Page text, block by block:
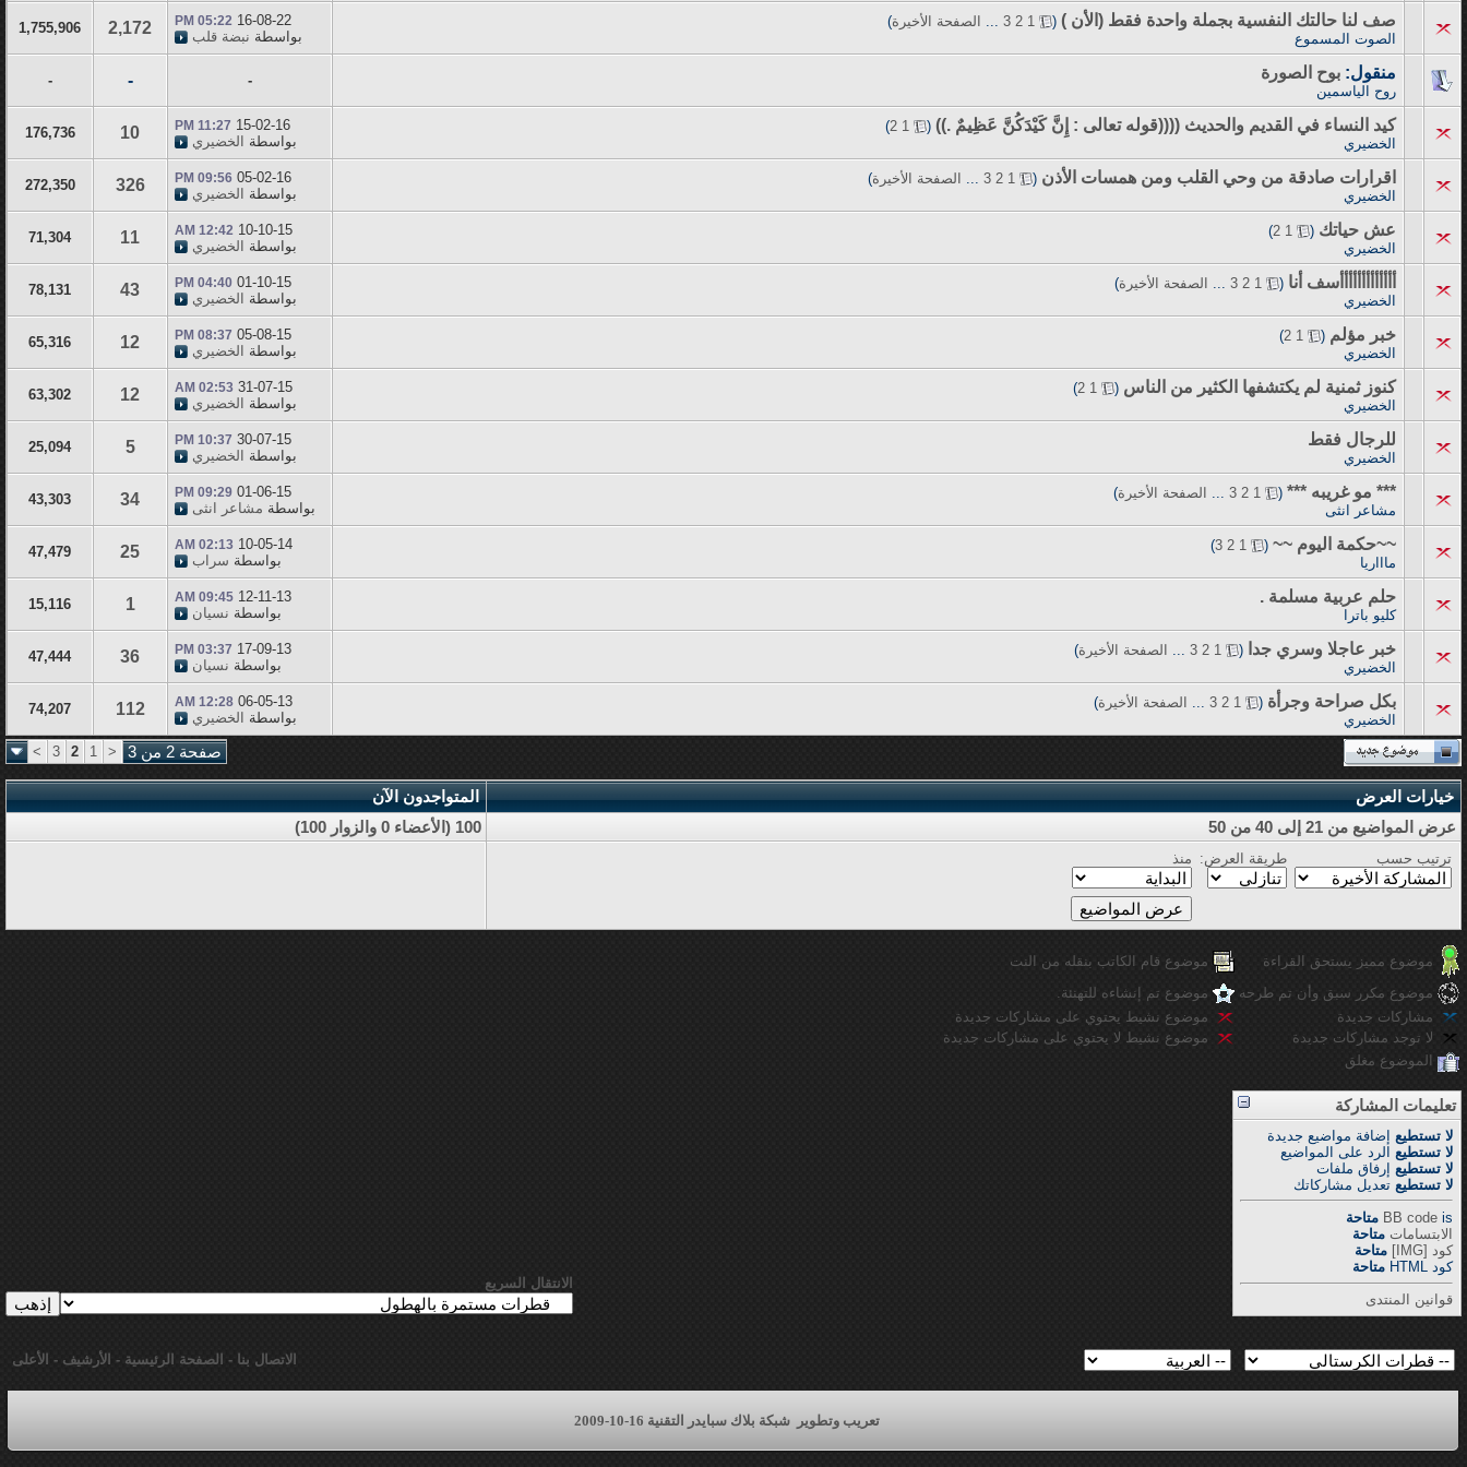
صف لنا حالتك النفسية بجملة واحدة فقط (الأن ) (
1
2
3 الصفحة الأخيرة)
الصوت المسموع
16-08-22
05:22 PM
بواسطة نبضة قلب 2,172
1,755,906
منقول: بوح الصورة
روح الياسمين
-
-
-
كيد النساء في القديم والحديث ((((قوله تعالى : إِنَّ كَيْدَكُنَّ عَظِيمٌ .)) (
1
2
)
الخضيري
15-02-16
11:27 PM
بواسطة الخضيري 10
176,736
اقرارات صادقة من وحي القلب ومن همسات الأذن (
1
2
3 الصفحة الأخيرة)
الخضيري
05-02-16
09:56 PM
بواسطة الخضيري 326
272,350
عش حياتك (
1
2
)
الخضيري
10-10-15
12:42 AM
بواسطة الخضيري 11
71,304
أأأأأأأأأأأأأسف أنا (
1
2
3 الصفحة الأخيرة)
الخضيري
01-10-15
04:40 PM
بواسطة الخضيري 43
78,131
خبر مؤلم (
1
2
)
الخضيري
05-08-15
08:37 PM
بواسطة الخضيري 12
65,316
كنوز ثمنية لم يكتشفها الكثير من الناس (
1
2
)
الخضيري
31-07-15
02:53 AM
بواسطة الخضيري 12
63,302
للرجال فقط
الخضيري
30-07-15
10:37 PM
بواسطة الخضيري 5
25,094
*** مو غريبه *** (
1
2
3 الصفحة الأخيرة)
مشاعر انثى
01-06-15
09:29 PM
بواسطة مشاعر انثى 34
43,303
~~حكمة اليوم ~~ (
1
2
3
)
ماااريا
10-05-14
02:13 AM
بواسطة سراب 25
47,479
حلم عربية مسلمة .
كليو باترا
12-11-13
09:45 AM
بواسطة نسيان 1
15,116
خبر عاجلا وسري جدا (
1
2
3 الصفحة الأخيرة)
الخضيري
17-09-13
03:37 PM
بواسطة نسيان 36
47,444
بكل صراحة وجرأة (
1
2
3 الصفحة الأخيرة)
الخضيري
06-05-13
12:28 AM
بواسطة الخضيري 112
74,207
صفحة 2 من 3 <
1
2
3
>
خيارات العرض
المتواجدون الآن
عرض المواضيع من 21 إلى 40 من 50
100 (الأعضاء 0 والزوار 100)
ترتيب حسب طريقة العرض: منذ
موضوع مميز يستحق القراءة
موضوع قام الكاتب بنقله من النت
موضوع مكرر سبق وأن تم طرحه
موضوع تم إنشاءه للتهنئة.
مشاركات جديدة
موضوع نشيط يحتوي على مشاركات جديدة
لا توجد مشاركات جديدة
موضوع نشيط لا يحتوي على مشاركات جديدة
الموضوع مغلق
تعليمات المشاركة
لا تستطيع إضافة مواضيع جديدة
لا تستطيع الرد على المواضيع
لا تستطيع إرفاق ملفات
لا تستطيع تعديل مشاركاتك
BB code is
متاحة
الابتسامات متاحة
كود [IMG]
متاحة
كود HTML
متاحة
قوانين المنتدى
الانتقال السريع
الاتصال بنا - الصفحة الرئيسية - الأرشيف - الأعلى
تعريب وتطوير شبكة بلاك سبايدر التقنية 16-10-2009